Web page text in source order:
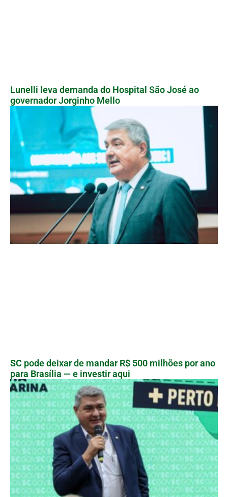
Lunelli leva demanda do Hospital São José ao
governador Jorginho Mello
SC pode deixar de mandar R$ 500 milhões por ano
para Brasília — e investir aqui